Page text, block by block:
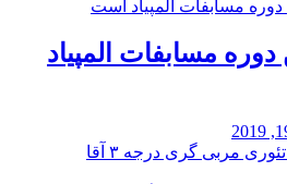
مسابفات المپیاد